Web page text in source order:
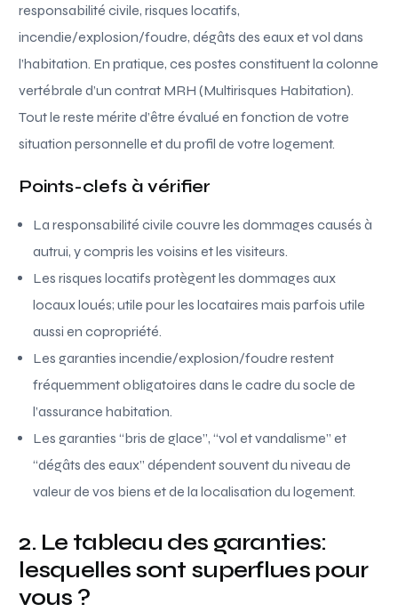
responsabilité civile, risques locatifs,
incendie/explosion/foudre, dégâts des eaux et vol dans
l’habitation. En pratique, ces postes constituent la colonne
vertébrale d’un contrat MRH (Multirisques Habitation).
Tout le reste mérite d’être évalué en fonction de votre
situation personnelle et du profil de votre logement.
Points-clefs à vérifier
La responsabilité civile couvre les dommages causés à
autrui, y compris les voisins et les visiteurs.
Les risques locatifs protègent les dommages aux
locaux loués; utile pour les locataires mais parfois utile
aussi en copropriété.
Les garanties incendie/explosion/foudre restent
fréquemment obligatoires dans le cadre du socle de
l’assurance habitation.
Les garanties “bris de glace”, “vol et vandalisme” et
“dégâts des eaux” dépendent souvent du niveau de
valeur de vos biens et de la localisation du logement.
2. Le tableau des garanties:
lesquelles sont superflues pour
vous ?